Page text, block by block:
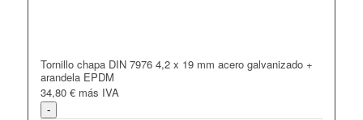
Tornillo chapa DIN 7976 4,2 x 19 mm acero galvanizado +
arandela EPDM
34,80 € más IVA